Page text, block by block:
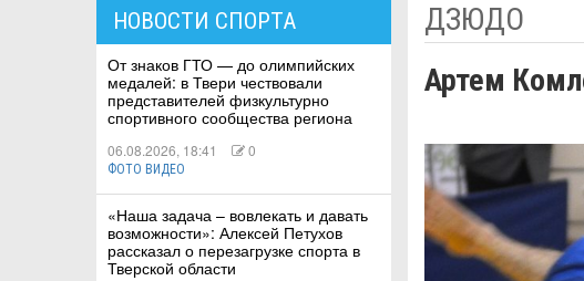
НОВОСТИ СПОРТА
От знаков ГТО — до олимпийских
медалей: в Твери чествовали
представителей физкультурно
спортивного сообщества региона
06.08.2026, 18:41 0
ФОТО ВИДЕО
«Наша задача – вовлекать и давать
возможности»: Алексей Петухов
рассказал о перезагрузке спорта в
Тверской области
ДЗЮДО
Артем